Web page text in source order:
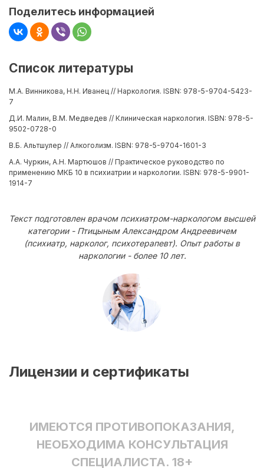
Поделитесь информацией
Список литературы
М.А. Винникова, Н.Н. Иванец // Наркология. ISBN: 978-5-9704-5423-
7
Д.И. Малин, В.М. Медведев // Клиническая наркология. ISBN: 978-5-
9502-0728-0
В.Б. Альтшулер // Алкоголизм. ISBN: 978-5-9704-1601-3
А.А. Чуркин, А.Н. Мартюшов // Практическое руководство по
применению МКБ 10 в психиатрии и наркологии. ISBN: 978-5-9901-
1914-7
Текст подготовлен врачом психиатром-наркологом высшей
категории - Птицыным Александром Андреевичем
(психиатр, нарколог, психотерапевт). Опыт работы в
наркологии - более 10 лет.
Лицензии и сертификаты
ИМЕЮТСЯ ПРОТИВОПОКАЗАНИЯ,
НЕОБХОДИМА КОНСУЛЬТАЦИЯ
СПЕЦИАЛИСТА. 18+